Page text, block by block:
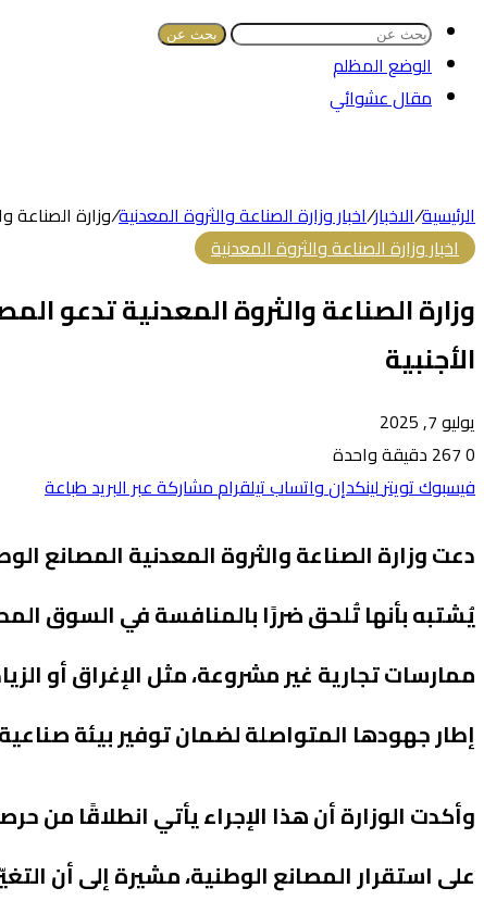
بحث عن
الوضع المظلم
مقال عشوائي
الرئيسية/الاخبار/اخبار وزارة الصناعة والثروة المعدنية/وزارة الصناعة
اخبار وزارة الصناعة والثروة المعدنية
وزارة الصناعة والثروة المعدنية تدعو
الأجنبية
يوليو 7, 2025
0
دقيقة واحدة
فيسبوكتويترلينكدإنواتسابتيلقراممشاركة عبر البريدطباعة
دعت وزارة الصناعة والثروة المعدنية المصانع
يُشتبه بأنها تُلحق ضررًا بالمنافسة في السوق
ممارسات تجارية غير مشروعة، مثل الإغراق أو
إطار جهودها المتواصلة لضمان توفير بيئة
وأكدت الوزارة أن هذا الإجراء يأتي انطلاقًا من
على استقرار المصانع الوطنية، مشيرة إلى أن